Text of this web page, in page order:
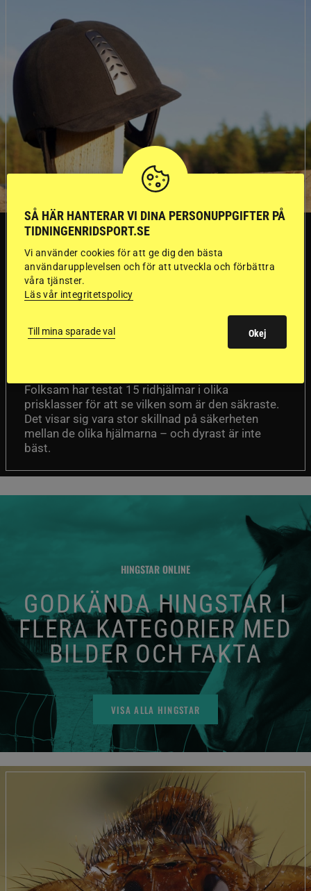
SVERIGE
Dyraste
ridhjälmarna blev
sämst i test
Folksam har testat 15 ridhjälmar i olika
prisklasser för att se vilken som är den säkraste.
Det visar sig vara stor skillnad på säkerheten
mellan de olika hjälmarna – och dyrast är inte
bäst.
HINGSTAR ONLINE
GODKÄNDA HINGSTAR I
FLERA KATEGORIER MED
BILDER OCH FAKTA
VISA ALLA HINGSTAR
SÅ HÄR HANTERAR VI DINA PERSONUPPGIFTER PÅ
TIDNINGENRIDSPORT.SE
Vi använder cookies för att ge dig den bästa
användarupplevelsen och för att utveckla och förbättra
våra tjänster.
Läs vår integritetspolicy
Till mina sparade val Okej